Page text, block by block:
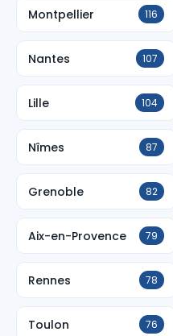
Montpellier 116
Nantes 107
Lille 104
Nîmes 87
Grenoble 82
Aix-en-Provence 79
Rennes 78
Toulon 76